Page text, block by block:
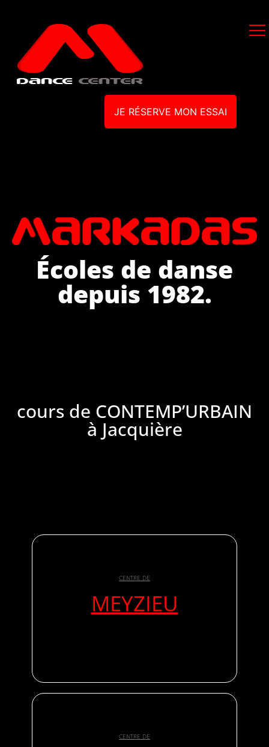
JE RÉSERVE MON ESSAI
Écoles de danse
depuis 1982.
cours de CONTEMP’URBAIN
à Jacquière
CENTRE DE
MEYZIEU
CENTRE DE